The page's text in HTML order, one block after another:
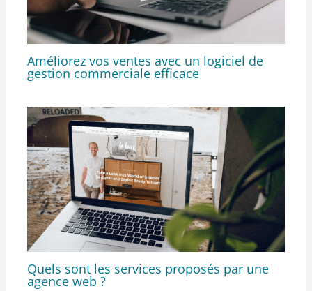
Améliorez vos ventes avec un logiciel de
gestion commerciale efficace
Quels sont les services proposés par une
agence web ?